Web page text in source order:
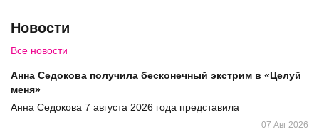
Новости
Все новости
Анна Седокова получила бесконечный экстрим в «Целуй
меня»
Анна Седокова 7 августа 2026 года представила
07 Авг 2026